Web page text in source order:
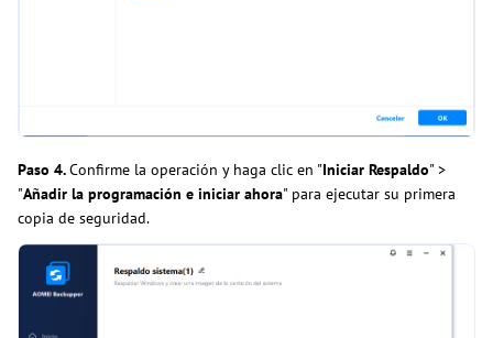
Paso 4.Confirme la operación y haga clic en "Iniciar Respaldo" >
"Añadir la programación e iniciar ahora" para ejecutar su primera
copia de seguridad.